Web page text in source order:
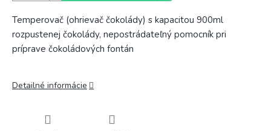
Temperovač (ohrievač čokolády) s kapacitou 900ml
rozpustenej čokolády, nepostrádateľný pomocník pri
príprave čokoládových fontán
Detailné informácie